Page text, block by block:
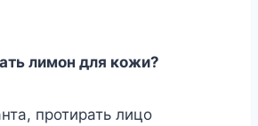
лимон для кожи?
протирать лицо